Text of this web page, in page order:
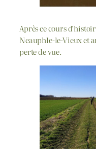
Après ce cours
Neauphle-le-Vieux et
perte de vue.